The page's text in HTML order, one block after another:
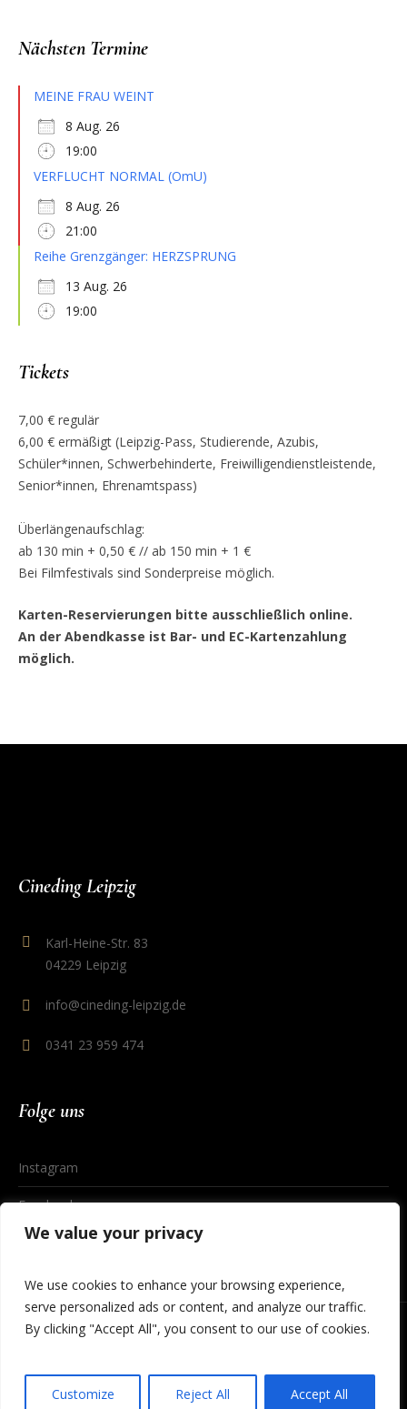
We value your privacy
We use cookies to enhance your browsing experience,
serve personalized ads or content, and analyze our traffic.
By clicking "Accept All", you consent to our use of cookies.
Customize Reject All Accept All
Nächsten Termine
MEINE FRAU WEINT
8 Aug. 26
19:00
VERFLUCHT NORMAL (OmU)
8 Aug. 26
21:00
Reihe Grenzgänger: HERZSPRUNG
13 Aug. 26
19:00
Tickets
7,00 € regulär
6,00 € ermäßigt (Leipzig-Pass, Studierende, Azubis,
Schüler*innen, Schwerbehinderte, Freiwilligendienstleistende,
Senior*innen, Ehrenamtspass)
Überlängenaufschlag:
ab 130 min + 0,50 € // ab 150 min + 1 €
Bei Filmfestivals sind Sonderpreise möglich.
Karten-Reservierungen bitte ausschließlich online.
An der Abendkasse ist Bar- und EC-Kartenzahlung
möglich.
Cineding Leipzig
Karl-Heine-Str. 83
04229 Leipzig
info@cineding-leipzig.de
0341 23 959 474
Folge uns
Instagram
Facebook
Datenschutzerklärung/ © 2023 Cineding Leipzig